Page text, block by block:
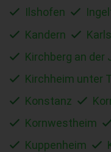
Ilshofen
Kandern
Kirchberg an der
Kirchheim unter
Konstanz
Kornwestheim
Kuppenheim